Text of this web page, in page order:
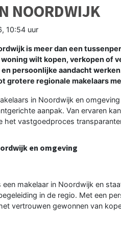
NOORDWIJK
10:54 uur
is meer dan een
wilt kopen, verkopen of
persoonlijke aandacht
grotere regionale makelaars
in Noordwijk en
aanpak. Van ervaren
het vastgoedproces
en omgeving
een makelaar in Noordwijk en
in de regio. Met een
vertrouwen gewonnen van